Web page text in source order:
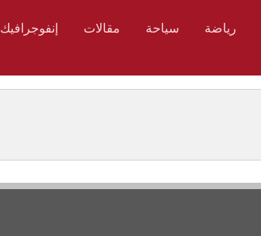
رياضة سياحة مقالات إنفوجرافيك